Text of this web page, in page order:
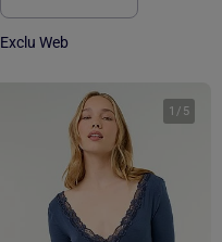
Exclu Web
1 / 5